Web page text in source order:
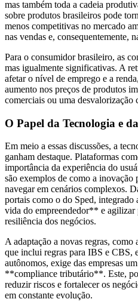
mas também toda a cadeia
sobre produtos brasileiros pode
menos competitivas no mercado
nas vendas e, consequentemente,
Para o consumidor brasileiro, as
mas igualmente significativas. A
afetar o nível de emprego e a
aumento nos preços de produtos
comerciais ou uma desvalorização
O Papel da Tecnologia e
Em meio a essas discussões, a
ganham destaque. Plataformas
importância da experiência do
são exemplos de como a inovação
navegar em cenários complexos.
portais como o do Sped,
vida do empreendedor** e agilizar
resiliência dos negócios.
A adaptação a novas regras,
que inclui regras para IBS e CBS,
autônomos, exige das empresas
**compliance tributário**. Este,
reduzir riscos e fortalecer os
em constante evolução.